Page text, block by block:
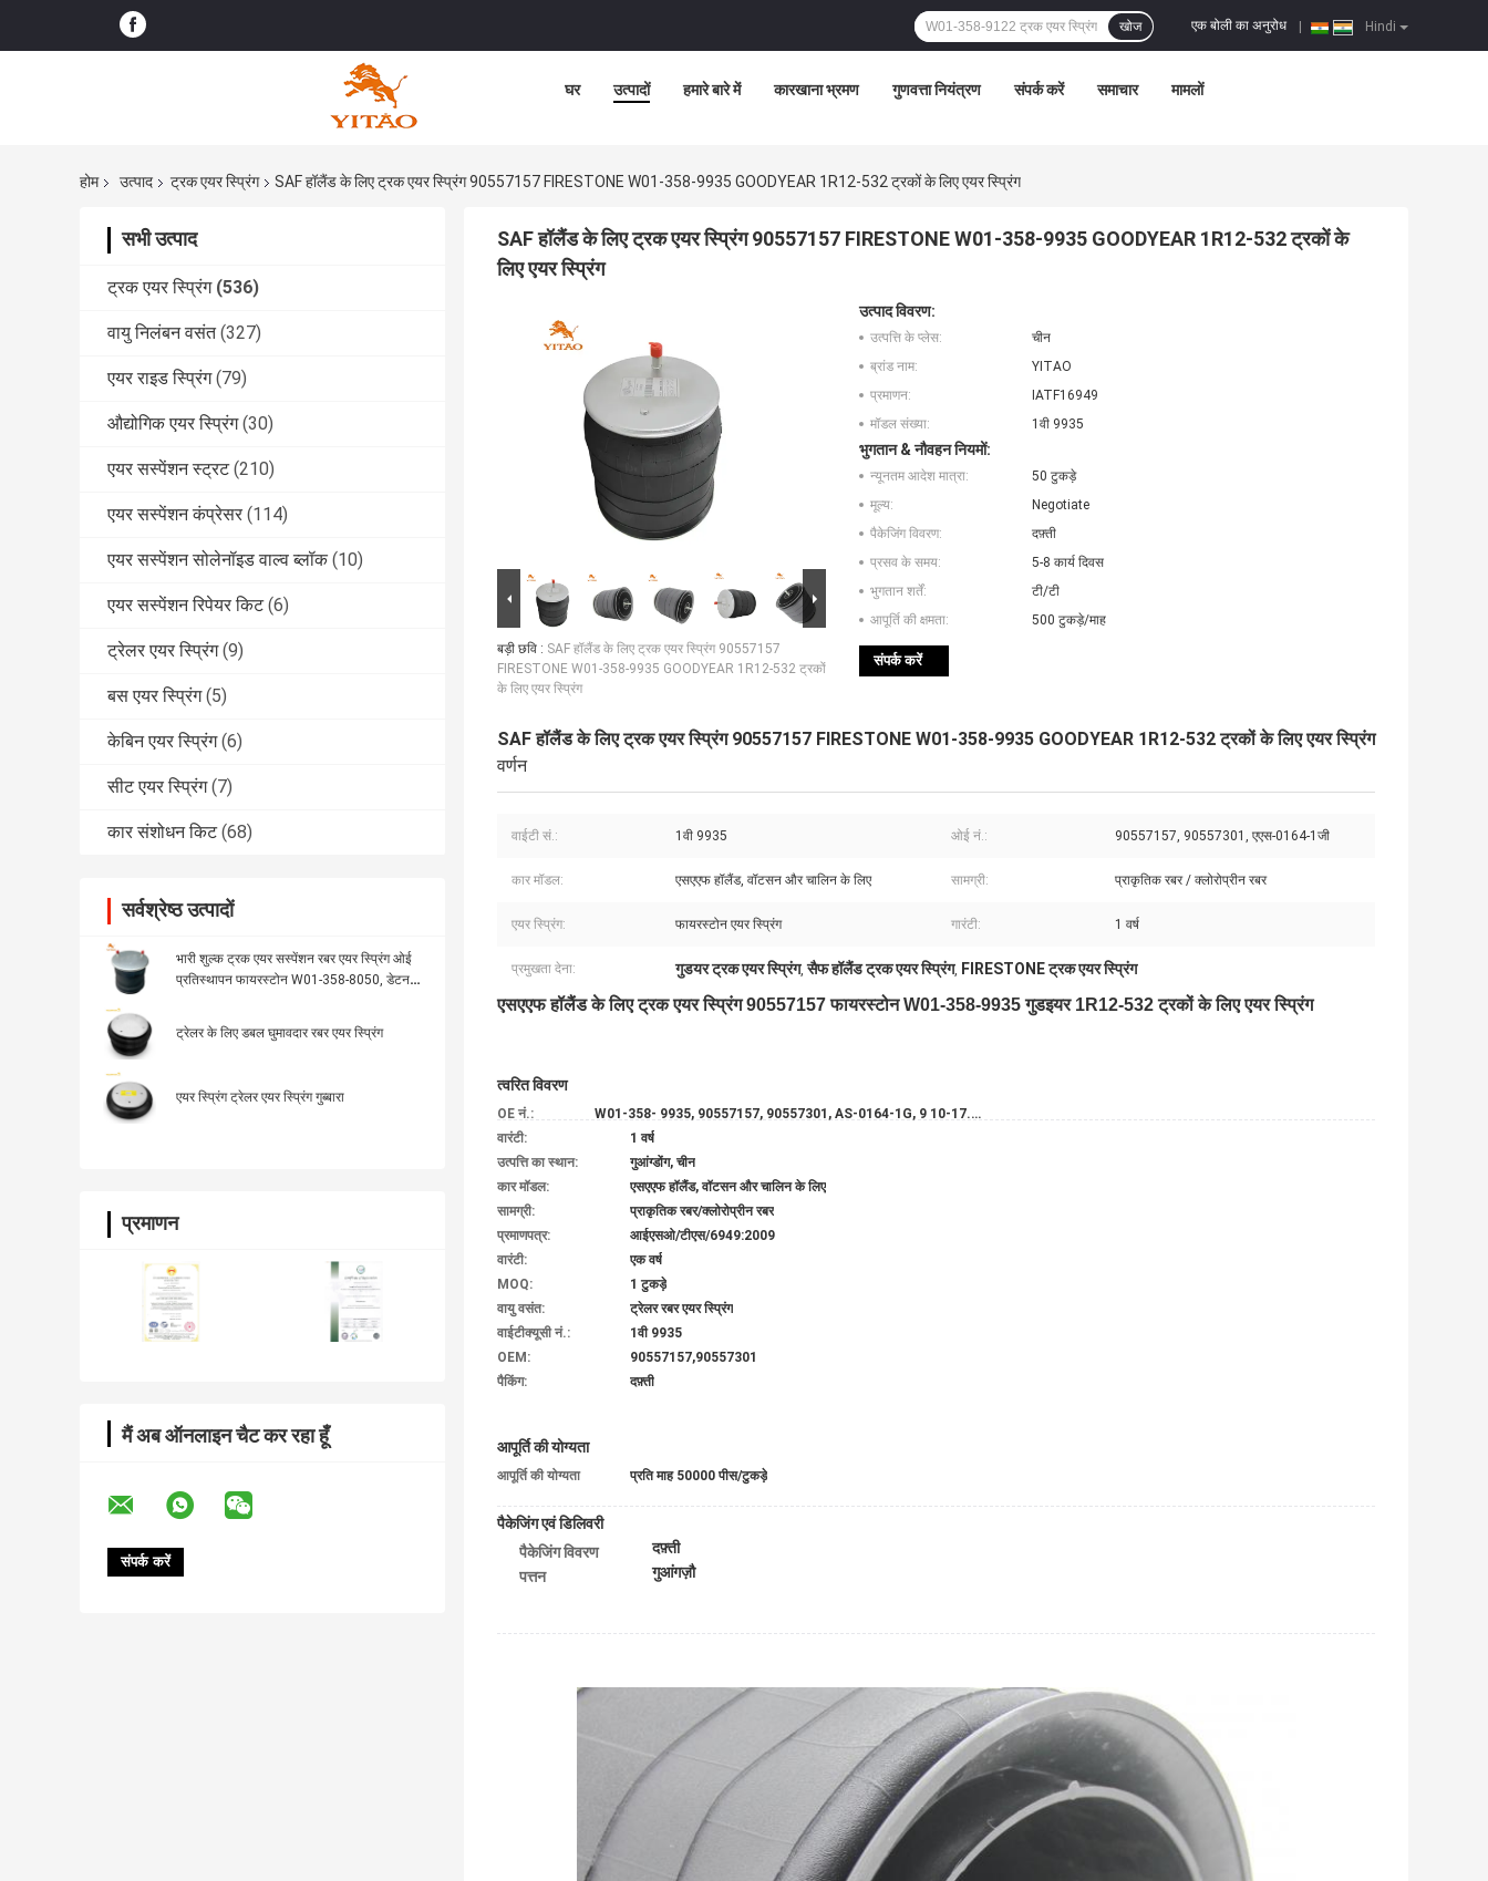
Hindi
एक बोली का अनुरोध
खोज
घर उत्पादों हमारे बारे में कारखाना भ्रमण गुणवत्ता नियंत्रण संपर्क करें समाचार मामलों
होम उत्पाद ट्रक एयर स्प्रिंग SAF हॉलैंड के लिए ट्रक एयर स्प्रिंग 90557157 FIRESTONE W01-358-9935 GOODYEAR 1R12-532 ट्रकों के लिए एयर स्प्रिंग
सभी उत्पाद
ट्रक एयर स्प्रिंग (536)
वायु निलंबन वसंत (327)
एयर राइड स्प्रिंग (79)
औद्योगिक एयर स्प्रिंग (30)
एयर सस्पेंशन स्ट्रट (210)
एयर सस्पेंशन कंप्रेसर (114)
एयर सस्पेंशन सोलेनॉइड वाल्व ब्लॉक (10)
एयर सस्पेंशन रिपेयर किट (6)
ट्रेलर एयर स्प्रिंग (9)
बस एयर स्प्रिंग (5)
केबिन एयर स्प्रिंग (6)
सीट एयर स्प्रिंग (7)
कार संशोधन किट (68)
सर्वश्रेष्ठ उत्पादों
भारी शुल्क ट्रक एयर सस्पेंशन रबर एयर स्प्रिंग ओई
प्रतिस्थापन फायरस्टोन W01-358-8050, डेटन
ट्रेलर के लिए डबल घुमावदार रबर एयर स्प्रिंग
एयर स्प्रिंग ट्रेलर एयर स्प्रिंग गुब्बारा
प्रमाणन
मैं अब ऑनलाइन चैट कर रहा हूँ
SAF हॉलैंड के लिए ट्रक एयर स्प्रिंग 90557157 FIRESTONE W01-358-9935 GOODYEAR 1R12-532 ट्रकों के
लिए एयर स्प्रिंग
बड़ी छवि : SAF हॉलैंड के लिए ट्रक एयर स्प्रिंग 90557157
FIRESTONE W01-358-9935 GOODYEAR 1R12-532 ट्रकों
के लिए एयर स्प्रिंग
उत्पाद विवरण:
उत्पत्ति के प्लेस:
चीन
ब्रांड नाम:
YITAO
प्रमाणन:
IATF16949
मॉडल संख्या:
1वी 9935
भुगतान & नौवहन नियमों:
न्यूनतम आदेश मात्रा:
50 टुकड़े
मूल्य:
Negotiate
पैकेजिंग विवरण:
दफ़्ती
प्रसव के समय:
5-8 कार्य दिवस
भुगतान शर्तें:
टी/टी
आपूर्ति की क्षमता:
500 टुकड़े/माह
संपर्क करें
SAF हॉलैंड के लिए ट्रक एयर स्प्रिंग 90557157 FIRESTONE W01-358-9935 GOODYEAR 1R12-532 ट्रकों के लिए एयर स्प्रिंग
वर्णन
वाईटी सं.: 1वी 9935 ओई नं.: 90557157, 90557301, एएस-0164-1जी
कार मॉडल: एसएएफ हॉलैंड, वॉटसन और चालिन के लिए सामग्री: प्राकृतिक रबर / क्लोरोप्रीन रबर
एयर स्प्रिंग: फायरस्टोन एयर स्प्रिंग गारंटी: 1 वर्ष
प्रमुखता देना: गुडयर ट्रक एयर स्प्रिंग,सैफ हॉलैंड ट्रक एयर स्प्रिंग, FIRESTONE ट्रक एयर स्प्रिंग
एसएएफ हॉलैंड के लिए ट्रक एयर स्प्रिंग 90557157 फायरस्टोन W01-358-9935 गुडइयर 1R12-532 ट्रकों के लिए एयर स्प्रिंग
त्वरित विवरण
OE नं.:
W01-358- 9935, 90557157, 90557301, AS-0164-1G, 9 10-17.5 P 548, AS9935, 1R12-532
वारंटी:
1 वर्ष
उत्पत्ति का स्थान:
गुआंग्डोंग, चीन
कार मॉडल:
एसएएफ हॉलैंड, वॉटसन और चालिन के लिए
सामग्री:
प्राकृतिक रबर/क्लोरोप्रीन रबर
प्रमाणपत्र:
आईएसओ/टीएस/6949:2009
वारंटी:
एक वर्ष
MOQ:
1 टुकड़े
वायु वसंत:
ट्रेलर रबर एयर स्प्रिंग
वाईटीक्यूसी नं.:
1वी 9935
OEM:
90557157,90557301
पैकिंग:
दफ़्ती
आपूर्ति की योग्यता
आपूर्ति की योग्यता प्रति माह 50000 पीस/टुकड़े
पैकेजिंग एवं डिलिवरी
पैकेजिंग विवरण
दफ़्ती
पत्तन
गुआंगज़ौ